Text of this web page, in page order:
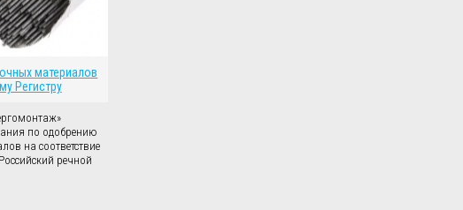
материалов
Регистру
по одобрению
на соответствие
речной